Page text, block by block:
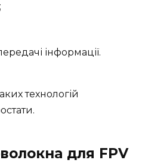
інформації.
технологій
для FPV